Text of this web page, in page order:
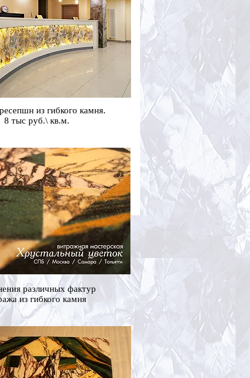
из гибкого камня.
8 тыс руб.\ кв.м.
различных фактур
из гибкого камня